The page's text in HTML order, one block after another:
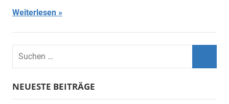
Weiterlesen
Suchen
nach:
NEUESTE BEITRÄGE